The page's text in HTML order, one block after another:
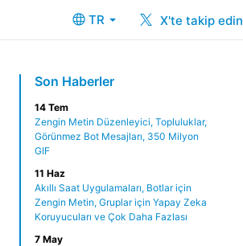
TR X'te takip edin
Son Haberler
14 Tem
Zengin Metin Düzenleyici, Topluluklar,
Görünmez Bot Mesajları, 350 Milyon
GIF
11 Haz
Akıllı Saat Uygulamaları, Botlar için
Zengin Metin, Gruplar için Yapay Zeka
Koruyucuları ve Çok Daha Fazlası
7 May